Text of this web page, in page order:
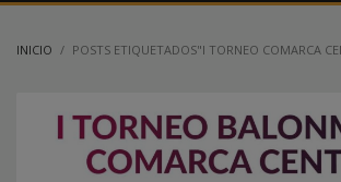
INICIO POSTS ETIQUETADOS"I TORNEO COMARCA